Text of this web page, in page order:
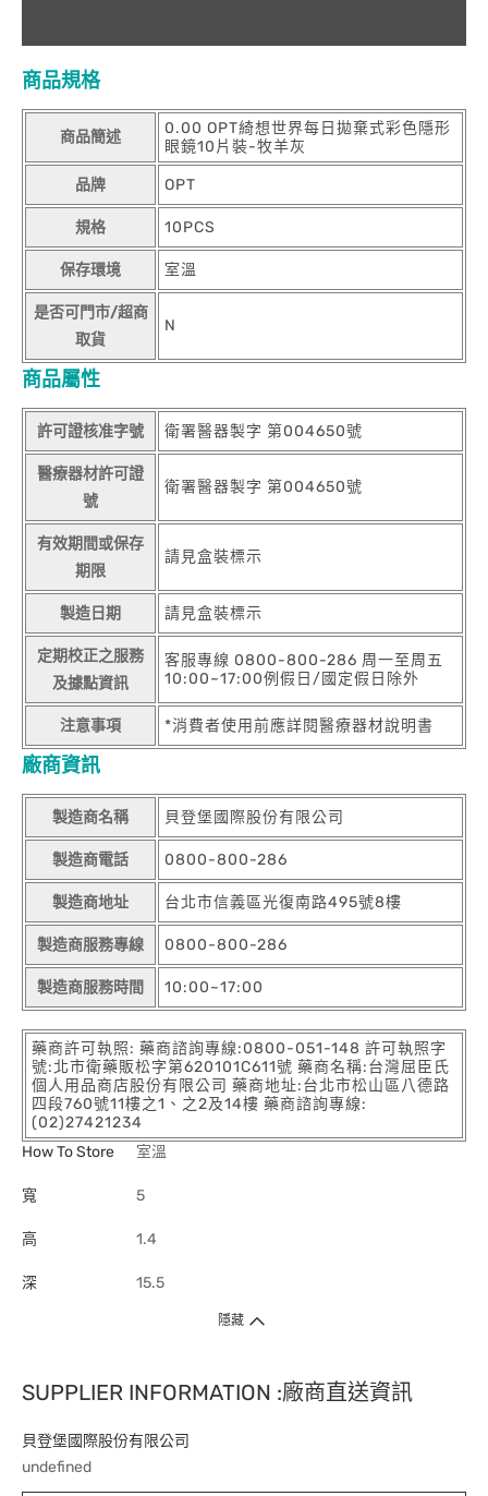
商品規格
商品簡述
0.00 OPT綺想世界每日拋棄式彩色隱形
眼鏡10片裝-牧羊灰
品牌 OPT
規格 10PCS
保存環境 室溫
是否可門市/超商
取貨
N
商品屬性
許可證核准字號 衛署醫器製字 第004650號
醫療器材許可證
號
衛署醫器製字 第004650號
有效期間或保存
期限
請見盒裝標示
製造日期 請見盒裝標示
定期校正之服務
及據點資訊
客服專線 0800-800-286 周一至周五
10:00~17:00例假日/國定假日除外
注意事項 *消費者使用前應詳閱醫療器材說明書
廠商資訊
製造商名稱 貝登堡國際股份有限公司
製造商電話 0800-800-286
製造商地址 台北市信義區光復南路495號8樓
製造商服務專線 0800-800-286
製造商服務時間 10:00~17:00
藥商許可執照: 藥商諮詢專線:0800-051-148 許可執照字
號:北市衛藥販松字第620101C611號 藥商名稱:台灣屈臣氏
個人用品商店股份有限公司 藥商地址:台北市松山區八德路
四段760號11樓之1、之2及14樓 藥商諮詢專線:
(02)27421234
How To Store
室溫
寬 5
高 1.4
深 15.5
隱藏
SUPPLIER INFORMATION :廠商直送資訊
貝登堡國際股份有限公司
undefined